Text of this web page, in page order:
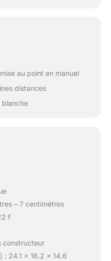
au point en manuel
distances
– 7 centimètres
f
constructeur
: 24.1 x 16.2 x 14.6